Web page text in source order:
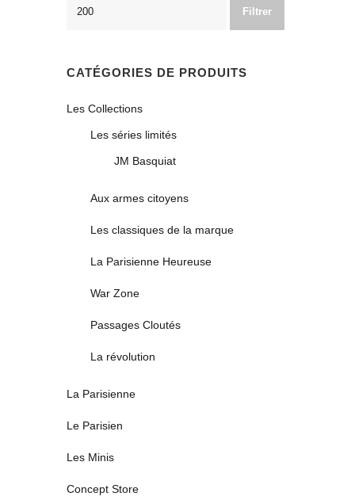
Filtrer
CATÉGORIES DE PRODUITS
Les Collections
Les séries limités
JM Basquiat
Aux armes citoyens
Les classiques de la marque
La Parisienne Heureuse
War Zone
Passages Cloutés
La révolution
La Parisienne
Le Parisien
Les Minis
Concept Store